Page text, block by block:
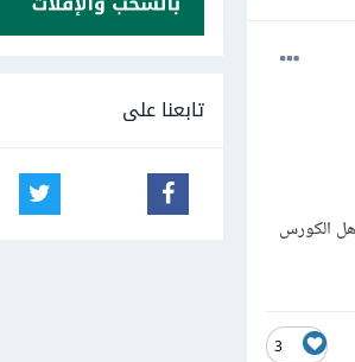
+ هل الكورس
3
تابعنا على